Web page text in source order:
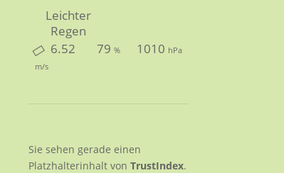
Leichter
Regen
6.52
m/s
79 % 1010 hPa
Sie sehen gerade einen
Platzhalterinhalt vonTrustIndex.